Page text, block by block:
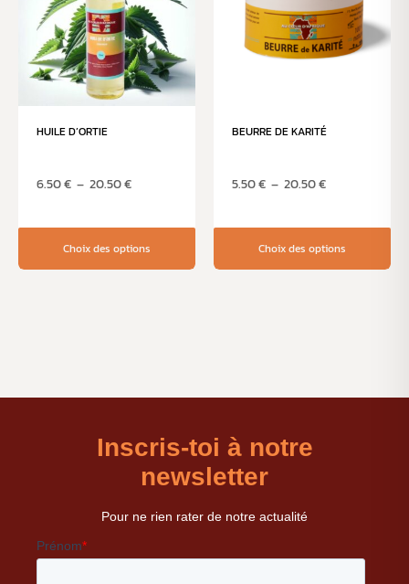
HUILE D’ORTIE
6.50€ – 20.50€
Choix des options
BEURRE DE KARITÉ
5.50€ – 20.50€
Choix des options